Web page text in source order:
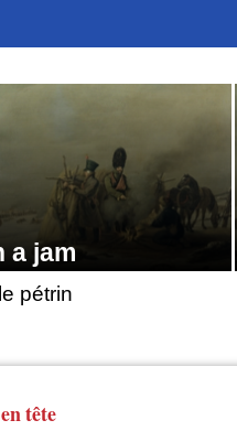
a jam
pétrin
en tête